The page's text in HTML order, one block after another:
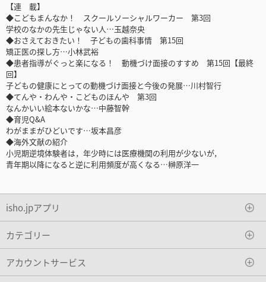
【連 載】
◆こどもまんなか！ スクールソーシャルワーカー 第3回
学校のなかの先生じゃない人…玉越奈央
◆おさえておきたい！ 子どもの歯科事情 第15回
矯正医の探し方…小林武裕
◆患者指導がぐっと楽になる！ 動機づけ面接のすすめ 第15回【最終
回】
子どもの健康にとっての動機づけ面接と今後の発展…川村智行
◆てんや・わんや・こどものほんや 第3回
なんかいい絵本ないかな…中藤智幹
◆育児Q&A
わがままがひどいです…坂本昌彦
◆海外文献の紹介
小児期逆境体験者は，年少時には医療機関の利用が少ないが，
青年期以降になると逆に利用頻度が高くなる…榊原洋一
isho.jpアプリ
カテゴリー
アカウントサービス